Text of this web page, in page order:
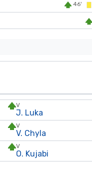
46'
V
J. Luka
V
V. Chyla
V
O. Kujabi